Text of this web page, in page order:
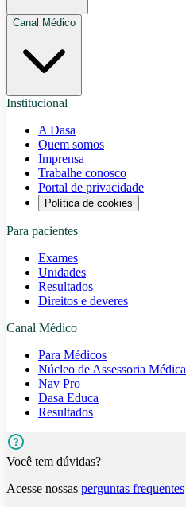
Canal Médico
Institucional
A Dasa
Quem somos
Imprensa
Trabalhe conosco
Portal de privacidade
Política de cookies
Para pacientes
Exames
Unidades
Resultados
Direitos e deveres
Canal Médico
Para Médicos
Núcleo de Assessoria Médica
Nav Pro
Dasa Educa
Resultados
Você tem dúvidas?
Acesse nossas perguntas frequentes